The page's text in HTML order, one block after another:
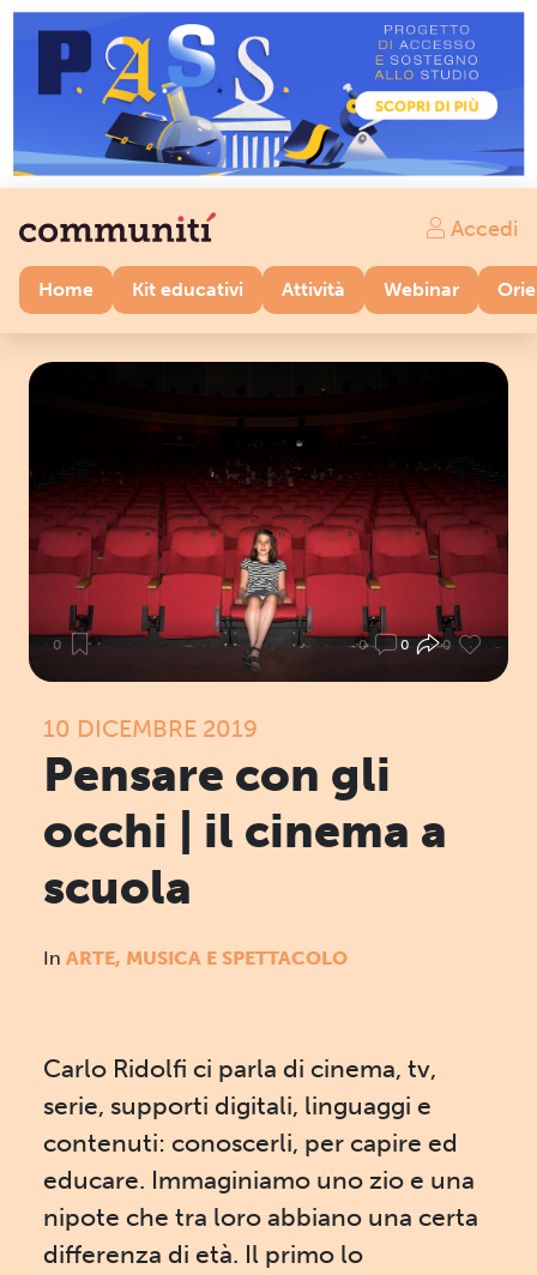
Home Kit educativi Attività Webinar
Accedi
0 0 0 0
10 DICEMBRE 2019
Pensare con gli
occhi | il cinema a
scuola
In ARTE, MUSICA E SPETTACOLO
Carlo Ridolfi ci parla di cinema, tv,
serie, supporti digitali, linguaggi e
contenuti: conoscerli, per capire ed
educare. Immaginiamo uno zio e una
nipote che tra loro abbiano una certa
differenza di età. Il primo lo